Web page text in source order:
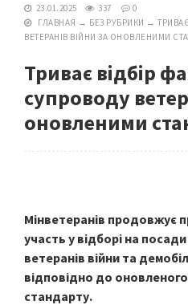
23.01.2025 337
0
ГЛАВНАЯ → БЕЗ РУБРИКИ →
ВЕТЕРАНІВ ВІЙНИ ЗА ОНОВЛЕНИМИ
Триває відбір
супроводу
оновленими
Мінветеранів продовжує
участь у відборі на
ветеранів війни та
відповідно до
стандарту.